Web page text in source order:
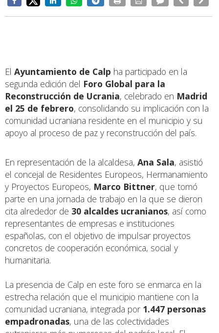
El Ayuntamiento de Calp ha participado en la
segunda edición del Foro Global para la
Reconstrucción de Ucrania, celebrado en Madrid
el 25 de febrero, consolidando su implicación con la
comunidad ucraniana residente en el municipio y su
apoyo al proceso de paz y reconstrucción del país.
En representación de la alcaldesa, Ana Sala, asistió
el concejal de Residentes Europeos, Hermanamiento
y Proyectos Europeos, Marco Bittner, que tomó
parte en una jornada de trabajo en la que se dieron
cita alrededor de 30 alcaldes ucranianos, así como
representantes de empresas e instituciones
españolas, con el objetivo de impulsar proyectos
concretos de cooperación económica, social y
humanitaria.
La presencia de Calp en este foro se enmarca en la
estrecha relación que el municipio mantiene con la
comunidad ucraniana, integrada por 1.447 personas
empadronadas, una de las colectividades